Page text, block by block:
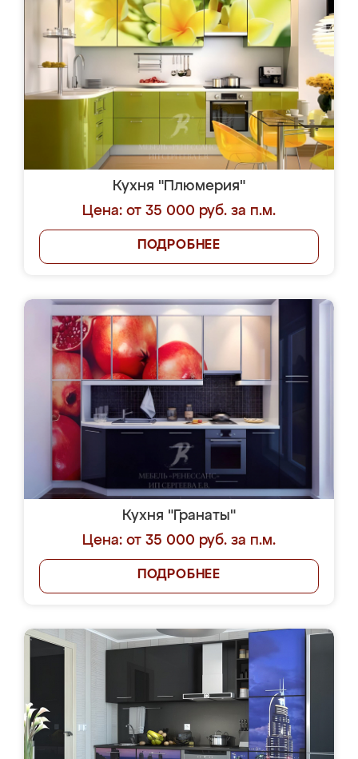
Кухня "Плюмерия"
Цена: от 35 000 руб. за п.м.
ПОДРОБНЕЕ
Кухня "Гранаты"
Цена: от 35 000 руб. за п.м.
ПОДРОБНЕЕ